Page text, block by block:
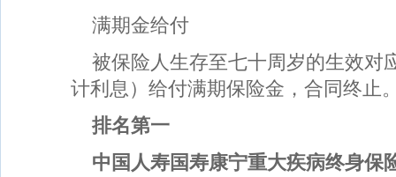
满期金给付
被保险人生存至七十周岁的生效对
计利息）给付满期保险金，合同终止
排名第一
中国人寿国寿康宁重大疾病终身保